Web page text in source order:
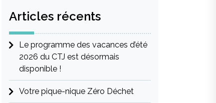
Articles récents
Le programme des vacances d’été
2026 du CTJ est désormais
disponible !
Votre pique-nique Zéro Déchet